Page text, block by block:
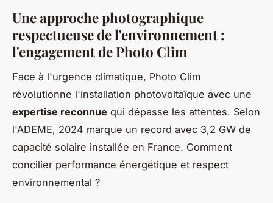
Une approche photographique
respectueuse de l'environnement :
l'engagement de Photo Clim
Face à l'urgence climatique, Photo Clim
révolutionne l'installation photovoltaïque avec une
expertise reconnue qui dépasse les attentes. Selon
l'ADEME, 2024 marque un record avec 3,2 GW de
capacité solaire installée en France. Comment
concilier performance énergétique et respect
environnemental ?